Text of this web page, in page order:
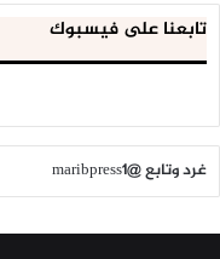
تابعنا على فيسبوك
غرد وتابع @maribpress1